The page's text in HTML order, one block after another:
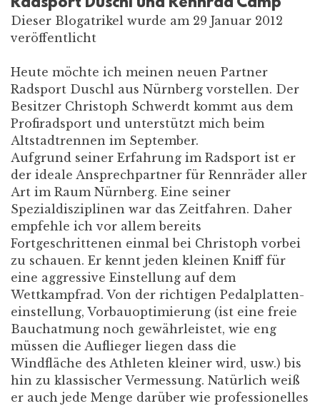
Dieser Blogatrikel wurde am 29 Januar 2012
veröffentlicht
Heute möchte ich meinen neuen Partner
Radsport Duschl aus Nürnberg vorstellen. Der
Besitzer Christoph Schwerdt kommt aus dem
Profiradsport und unterstützt mich beim
Altstadtrennen im September.
Aufgrund seiner Erfahrung im Radsport ist er
der ideale Ansprechpartner für Rennräder aller
Art im Raum Nürnberg. Eine seiner
Spezialdisziplinen war das Zeitfahren. Daher
empfehle ich vor allem bereits
Fortgeschrittenen einmal bei Christoph vorbei
zu schauen. Er kennt jeden kleinen Kniff für
eine aggressive Einstellung auf dem
Wettkampfrad. Von der richtigen Pedalplatten-
einstellung, Vorbauoptimierung (ist eine freie
Bauchatmung noch gewährleistet, wie eng
müssen die Auflieger liegen dass die
Windfläche des Athleten kleiner wird, usw.) bis
hin zu klassischer Vermessung. Natürlich weiß
er auch jede Menge darüber wie professionelles